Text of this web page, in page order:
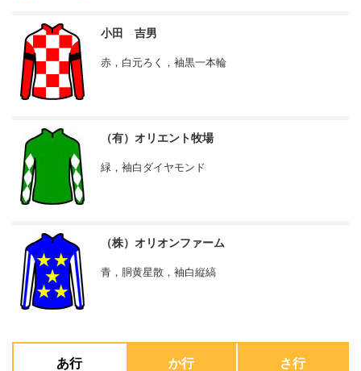
小田 吉男
赤，白元ろく，袖黒一本輪
（有）オリエント牧場
緑，袖白ダイヤモンド
（株）オリオンファーム
青，胴黄星散，袖白縦縞
あ行 か行 さ行